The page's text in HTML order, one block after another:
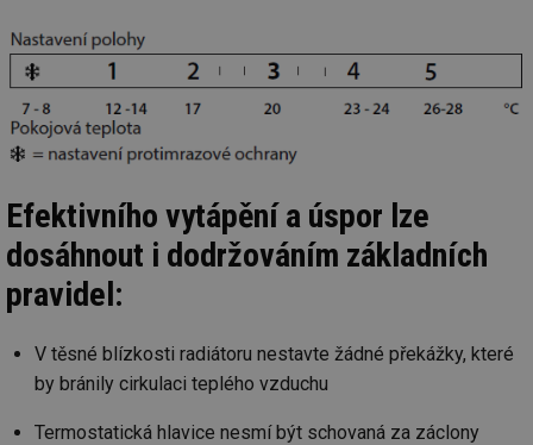
Efektivního vytápění a úspor lze
dosáhnout i dodržováním základních
pravidel:
V těsné blízkosti radiátoru nestavte žádné překážky, které
by bránily cirkulaci teplého vzduchu
Termostatická hlavice nesmí být schovaná za záclony